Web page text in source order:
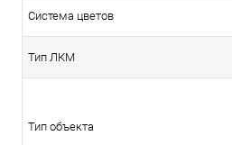
Система цветов
Тип ЛКМ
Тип объекта